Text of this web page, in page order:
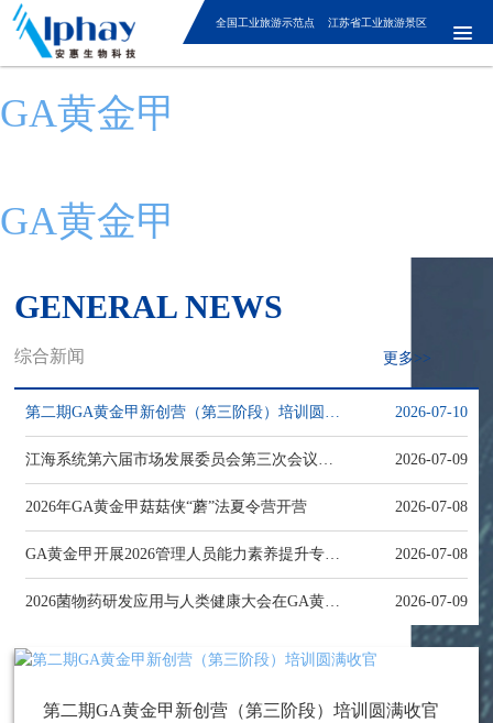
GA黄金甲
GA黄金甲
全国工业旅游示范点 江苏省工业旅游景区
第二期GA黄金甲新创营（第三阶段）培训圆满收官
GENERAL NEWS
综合新闻 更多>>
第二期GA黄金甲新创营（第三阶段）培训圆满收官 2026-07-10
江海系统第六届市场发展委员会第三次会议举行 2026-07-09
2026年GA黄金甲菇菇侠“蘑”法夏令营开营 2026-07-08
GA黄金甲开展2026管理人员能力素养提升专题培训 2026-07-08
2026菌物药研发应用与人类健康大会在GA黄金甲召开 2026-07-09